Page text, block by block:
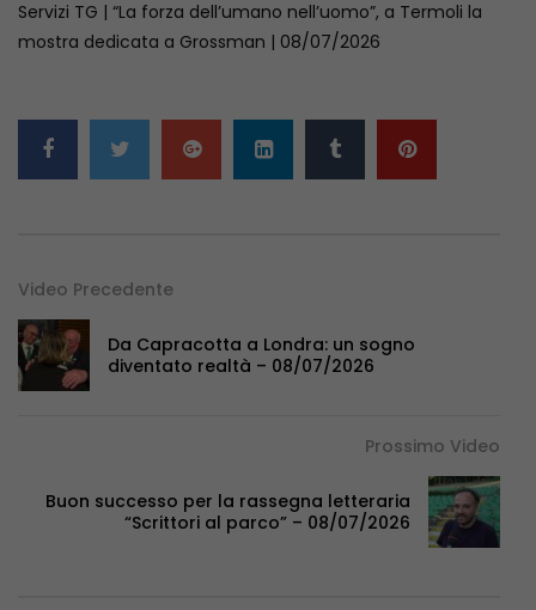
Servizi TG | “La forza dell’umano nell’uomo”, a Termoli la
mostra dedicata a Grossman | 08/07/2026
Video Precedente
Da Capracotta a Londra: un sogno
diventato realtà – 08/07/2026
Prossimo Video
Buon successo per la rassegna letteraria
“Scrittori al parco” – 08/07/2026